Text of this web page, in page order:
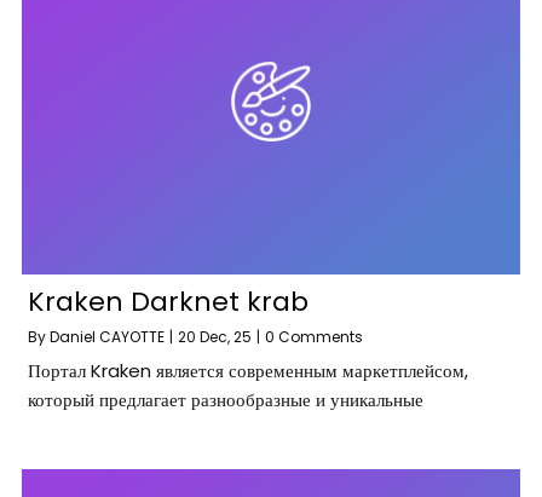
Kraken Darknet krab
ByDaniel CAYOTTE | 20 Dec, 25 | 0 Comments
Портал Kraken является современным маркетплейсом,
который предлагает разнообразные и уникальные